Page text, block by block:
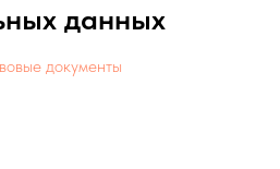
данных
документы